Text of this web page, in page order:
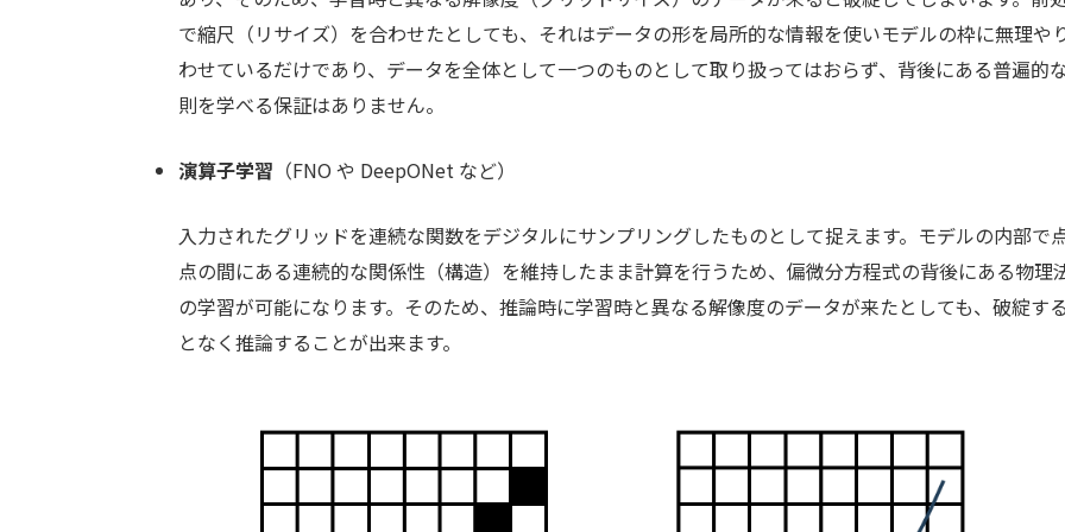
で縮尺（リサイズ）を合わせたとしても、それはデータの形を局所的な情報を使いモデルの枠に無理や
わせているだけであり、データを全体として一つのものとして取り扱ってはおらず、背後にある普遍的
則を学べる保証はありません。
演算子学習 （FNO や DeepONet など）
入力されたグリッドを連続な関数をデジタルにサンプリングしたものとして捉えます。モデルの内部で
点の間にある連続的な関係性（構造）を維持したまま計算を行うため、偏微分方程式の背後にある物理
の学習が可能になります。そのため、推論時に学習時と異なる解像度のデータが来たとしても、破綻す
となく推論することが出来ます。